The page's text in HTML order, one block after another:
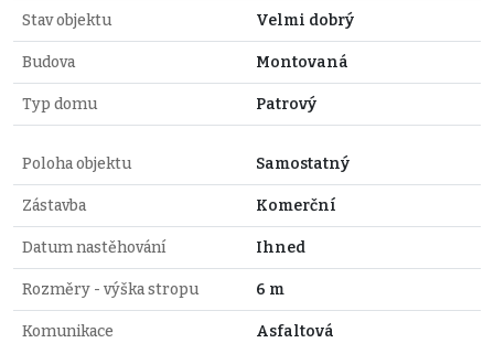
Stav objektu Velmi dobrý
Budova Montovaná
Typ domu Patrový
Poloha objektu Samostatný
Zástavba Komerční
Datum nastěhování Ihned
Rozměry - výška stropu 6 m
Komunikace Asfaltová